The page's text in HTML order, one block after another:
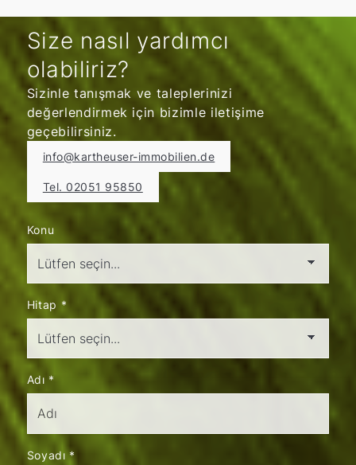
Onay ver
Size nasıl yardımcı
olabiliriz?
Sizinle tanışmak ve taleplerinizi
değerlendirmek için bizimle iletişime
geçebilirsiniz.
info@kartheuser-immobilien.de
Tel. 02051 95850
Konu
Hitap *
Adı *
Soyadı*